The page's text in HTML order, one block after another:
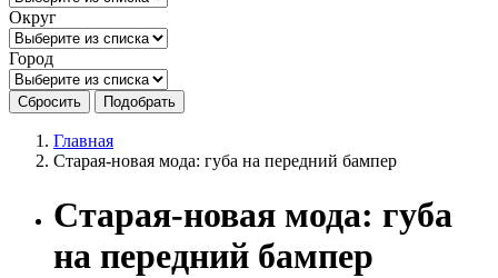
Округ
Город
Сбросить Подобрать
Главная
Старая-новая мода: губа на передний бампер
Старая-новая мода: губа
на передний бампер